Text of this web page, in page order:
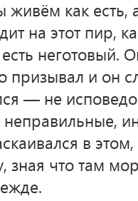
как есть,
на этот пир,
неготовый.
призывал и он
— не
в
зная что там